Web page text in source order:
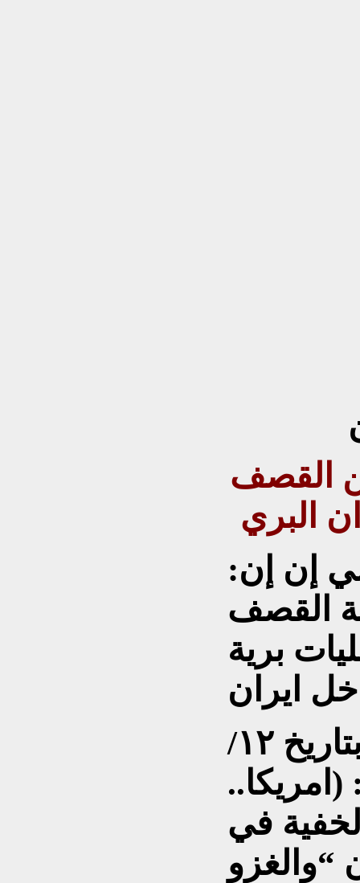
القصف
البري
إن إن:
القصف
برية
اوضحنا في مقالنا السابق بتاريخ ١٢/
(امريكا..
في